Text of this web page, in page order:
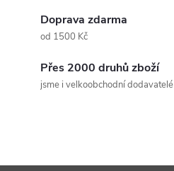
Doprava zdarma
od 1500 Kč
Přes 2000 druhů zboží
jsme i velkoobchodní dodavatelé